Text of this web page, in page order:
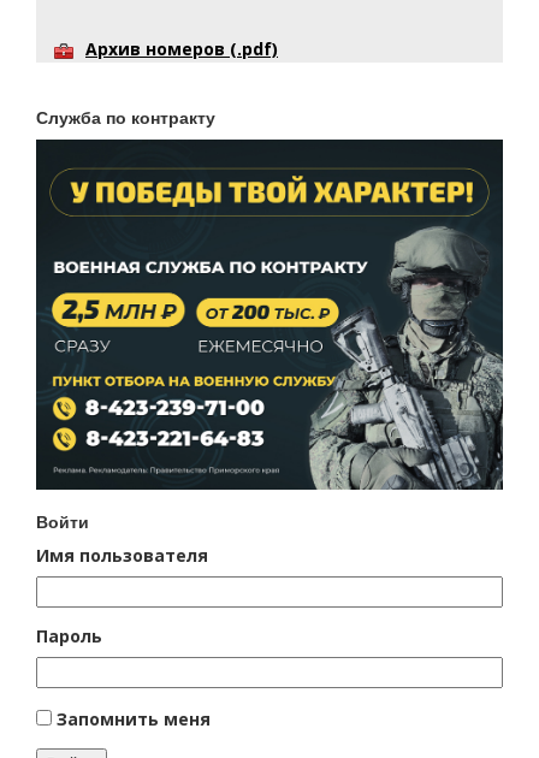
Архив номеров (.pdf)
Служба по контракту
Войти
Имя пользователя
Пароль
Запомнить меня